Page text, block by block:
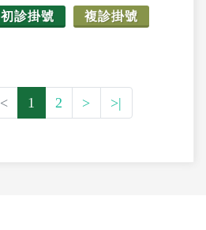
初診掛號 複診掛號
< 1 2 > >|